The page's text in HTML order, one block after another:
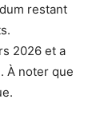
restant
2026 et a
À noter que